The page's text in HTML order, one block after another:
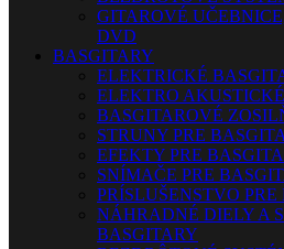
GITAROVÉ
DVD
BASGITARY
ELEKTRICKÉ
ELEKTRO
BASGITAROVÉ
STRUNY PRE
EFEKTY PRE
SNÍMAČE PRE
PRÍSLUŠENSTVO
NÁHRADNÉ DIELY A
BASGITARY